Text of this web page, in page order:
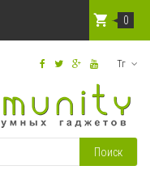
Тг
Поиск
0